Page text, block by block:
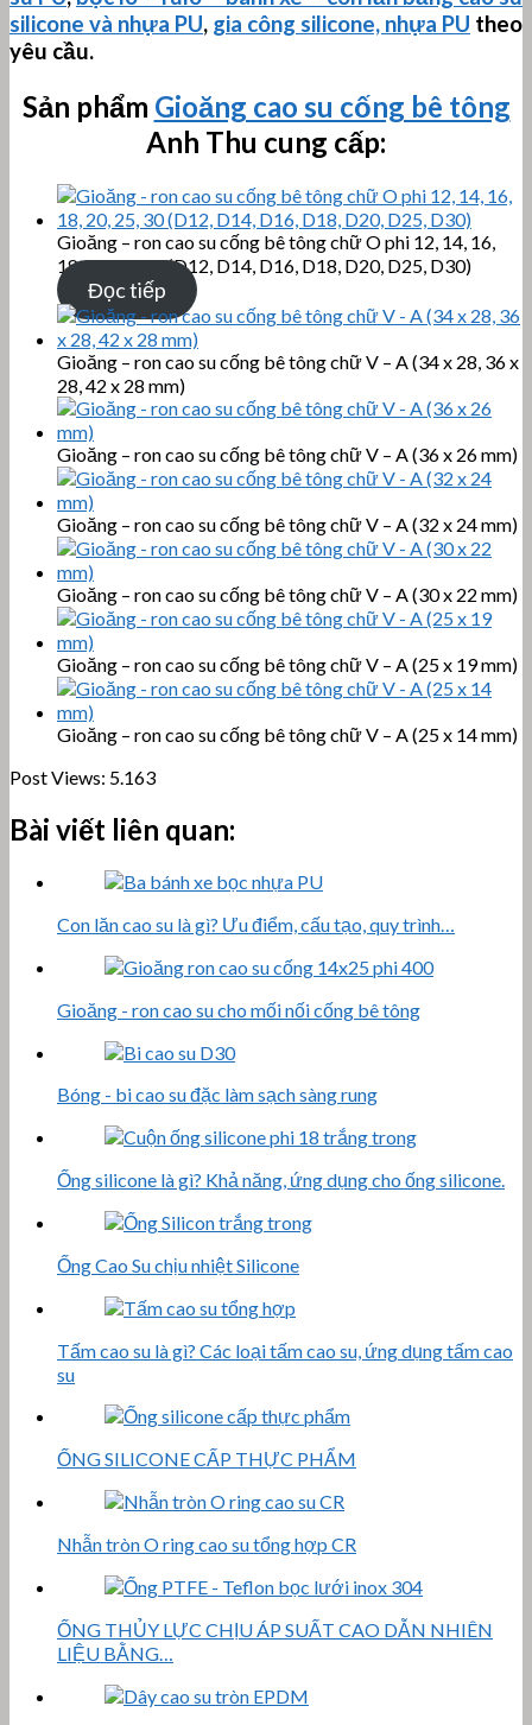
silicone và nhựa PU, gia công silicone, nhựa PU theo
yêu cầu.
Sản phẩm Gioăng cao su cống bê tông
Anh Thu cung cấp:
Gioăng – ron cao su cống bê tông chữ O phi 12, 14, 16,
18, 20, 25, 30 (D12, D14, D16, D18, D20, D25, D30)
Đọc tiếp
Gioăng – ron cao su cống bê tông chữ V – A (34 x 28, 36 x
28, 42 x 28 mm)
Gioăng – ron cao su cống bê tông chữ V – A (36 x 26 mm)
Gioăng – ron cao su cống bê tông chữ V – A (32 x 24 mm)
Gioăng – ron cao su cống bê tông chữ V – A (30 x 22 mm)
Gioăng – ron cao su cống bê tông chữ V – A (25 x 19 mm)
Gioăng – ron cao su cống bê tông chữ V – A (25 x 14 mm)
Post Views: 5.163
Bài viết liên quan:
Con lăn cao su là gì? Ưu điểm, cấu tạo, quy trình…
Gioăng - ron cao su cho mối nối cống bê tông
Bóng - bi cao su đặc làm sạch sàng rung
Ống silicone là gì? Khả năng, ứng dụng cho ống silicone.
Ống Cao Su chịu nhiệt Silicone
Tấm cao su là gì? Các loại tấm cao su, ứng dụng tấm cao
su
ỐNG SILICONE CẤP THỰC PHẨM
Nhẫn tròn O ring cao su tổng hợp CR
ỐNG THỦY LỰC CHỊU ÁP SUẤT CAO DẪN NHIÊN
LIỆU BẰNG…